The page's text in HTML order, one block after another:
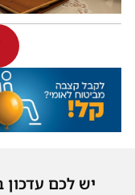
יש לכם עדכון